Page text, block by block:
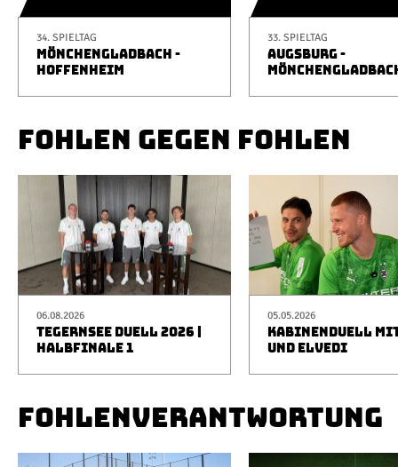
34. SPIELTAG
MÖNCHENGLADBACH -
HOFFENHEIM
33. SPIELTAG
AUGSBURG -
FOHLEN GEGEN FOHLEN
06.08.2026
TEGERNSEE DUELL 2026 |
HALBFINALE 1
05.05.2026
KABINENDUELL
UND ELVEDI
FOHLENVERANTWORTUNG